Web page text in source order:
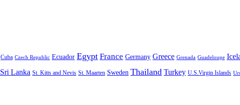
Cuba Czech Republic Ecuador Egypt France Germany Greece Grenada Guadeloupe
Sri Lanka St. Kitts and Nevis St. Maarten Sweden Thailand Turkey U.S.Virgin Islands